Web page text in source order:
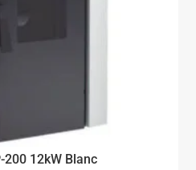
200 12kW Blanc